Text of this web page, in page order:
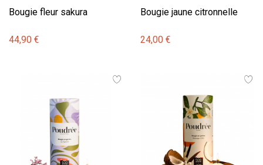
Bougie fleur sakura
44,90 €
Bougie jaune citronnelle
24,00 €